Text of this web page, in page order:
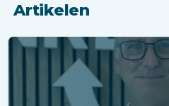
Artikelen